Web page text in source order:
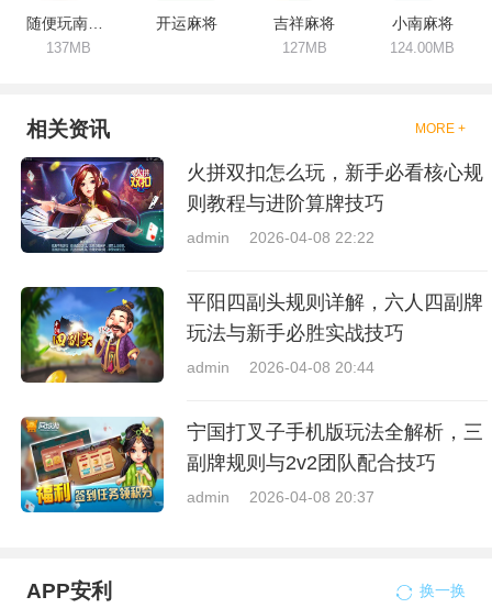
随便玩南昌麻将
137MB
开运麻将 吉祥麻将
127MB
小南麻将
124.00MB
相关资讯 MORE +
火拼双扣怎么玩，新手必看核心规
则教程与进阶算牌技巧
admin 2026-04-08 22:22
平阳四副头规则详解，六人四副牌
玩法与新手必胜实战技巧
admin 2026-04-08 20:44
宁国打叉子手机版玩法全解析，三
副牌规则与2v2团队配合技巧
admin 2026-04-08 20:37
APP安利 换一换